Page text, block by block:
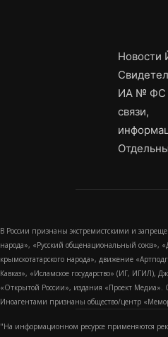
Новости
ИА № ФС
связи,
В России признаны экстремистскими и
народа», «Русский общенациональный
крымскотатарского народа», движение
Кавказ», «Исламское государство» (ИГ, ИГИЛ),
«Открытой России», издания «Проект
Иноагентами признаны общество/центр
"На информационном ресурсе применяются